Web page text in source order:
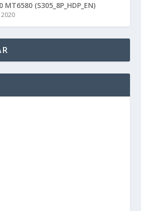
(S305_8P_HDP_EN)